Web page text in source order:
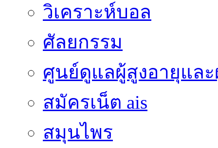
วิเคราะห์บอล
ศัลยกรรม
ศูนย์ดูแลผู้สูงอายุแล
สมัครเน็ต ais
สมุนไพร